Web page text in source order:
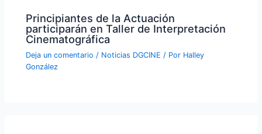
Principiantes de la Actuación
participarán en Taller de Interpretación
Cinematográfica
Deja un comentario / Noticias DGCINE / Por Halley
González